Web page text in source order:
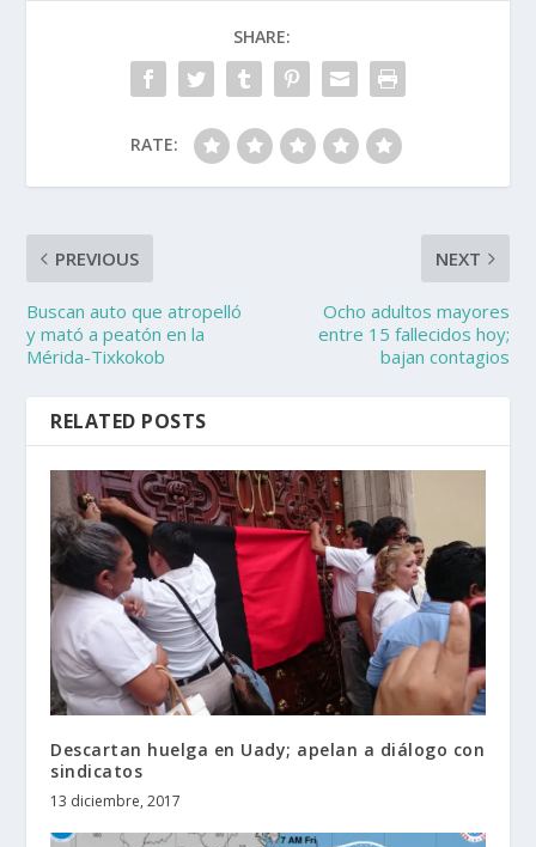
SHARE:
RATE:
PREVIOUS
Buscan auto que atropelló
y mató a peatón en la
Mérida-Tixkokob
NEXT
Ocho adultos mayores
entre 15 fallecidos hoy;
bajan contagios
RELATED POSTS
Descartan huelga en Uady; apelan a diálogo con
sindicatos
13 diciembre, 2017